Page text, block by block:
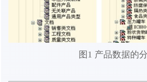
图1 产品数据的